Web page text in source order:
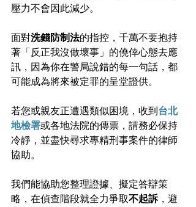
壓力不會因此減少。
面對洗錢防制法的指控，千萬不要抱持
著「反正我沒做壞事」的僥倖心態去應
訊，因為你在警局說錯的每一句話，都
可能成為將來被定罪的呈堂證供。
若您或親友正遭遇類似困境，收到台北
地檢署或各地法院的傳票，請務必保持
冷靜，並盡快尋求專精刑事案件的律師
協助。
我們能協助您整理證據、擬定答辯策
略，在偵查階段就全力爭取不起訴，避